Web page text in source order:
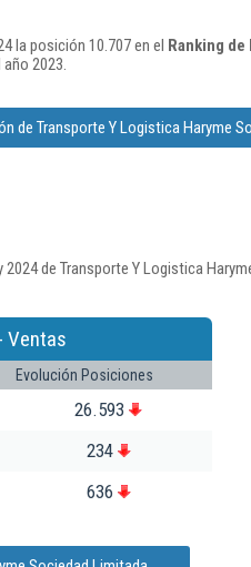
la posición 10.707 en el Ranking
2023.
de Transporte Y Logistica Haryme
de Transporte Y Logistica
Ventas
Evolución Posiciones
26.593
234
636